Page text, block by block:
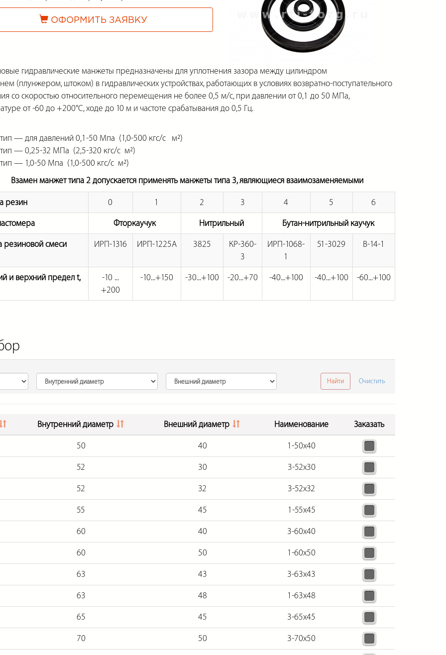
ОФОРМИТЬ ЗАЯВКУ
гидравлические манжеты предназначены для уплотнения зазора между цилиндром
(плунжером, штоком) в гидравлических устройствах, работающих в условиях возвратно-поступательного
со скоростью относительного перемещения не более 0,5 м/с, при давлении от 0,1 до 50 МПа,
от -60 до +200°С, ходе до 10 м и частоте срабатывания до 0,5 Гц.
— для давлений 0,1-50 Мпа (1,0-500 кгс/с м²)
— 0,25-32 МПа (2,5-320 кгс/с м²)
— 1,0-50 Мпа (1,0-500 кгс/с м²)
Взамен манжет типа 2 допускается применять манжеты типа 3, являющиеся взаимозаменяемыми
резин 0 1 2 3 4 5 6
Фторкаучук Нитрильный Бутан-нитрильный каучук
резиновой смеси ИРП-1316 ИРП-1225А 3825
КР-360-
3
ИРП-1068-
1
51-3029 В-14-1
и верхний предел t,
-10 ...
+200
-10...+150 -30...+100 -20...+70 -40...+100 -40...+100 -60...+100
Найти Очистить
Внутренний диаметр Внешний диаметр Наименование Заказать
50 40 1-50х40
52 30 3-52х30
52 32 3-52х32
55 45 1-55х45
60 40 3-60х40
60 50 1-60х50
63 43 3-63х43
63 48 1-63х48
65 45 3-65х45
70 50 3-70х50